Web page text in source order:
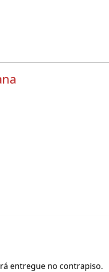
entregue no contrapiso.